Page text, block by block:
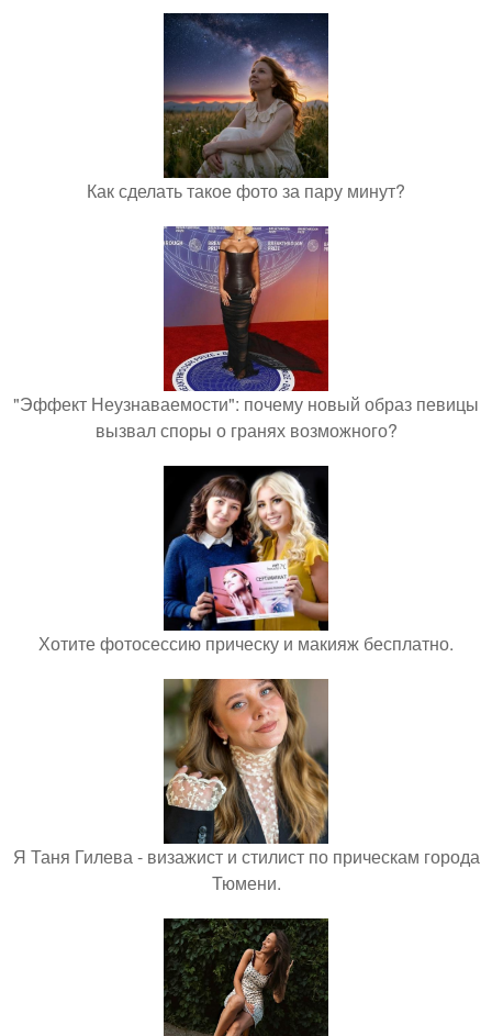
Как сделать такое фото за пару минут?
"Эффект Неузнаваемости": почему новый образ певицы
вызвал споры о гранях возможного?
Хотите фотосессию прическу и макияж бесплатно.
Я Таня Гилева - визажист и стилист по прическам города
Тюмени.